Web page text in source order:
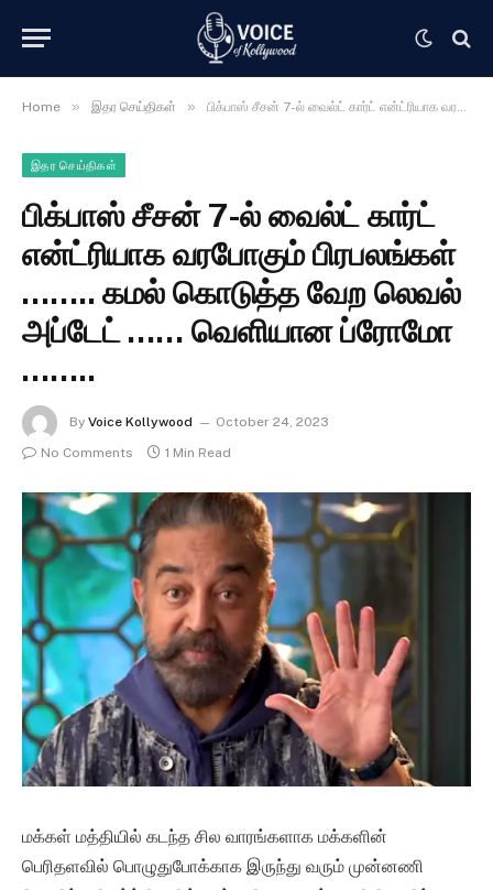
Home » இதர செய்திகள் » பிக்பாஸ் சீசன் 7-ல் வைல்ட் கார்ட் என்ட்ரியாக வரபோகும் பிரபலங்கள் …….. கமல் கொடுத்த வேற லெவல் அப்டேட் …… வெளியான ப்ரோமோ ……..
இதர செய்திகள்
பிக்பாஸ் சீசன் 7-ல் வைல்ட் கார்ட்
என்ட்ரியாக வரபோகும் பிரபலங்கள்
…….. கமல் கொடுத்த வேற லெவல்
அப்டேட் …… வெளியான ப்ரோமோ
……..
By Voice Kollywood
October 24, 2023
No Comments
1 Min Read
மக்கள் மத்தியில் கடந்த சில வாரங்களாக மக்களின்
பெரிதளவில் பொழுதுபோக்காக இருந்து வரும் முன்னணி